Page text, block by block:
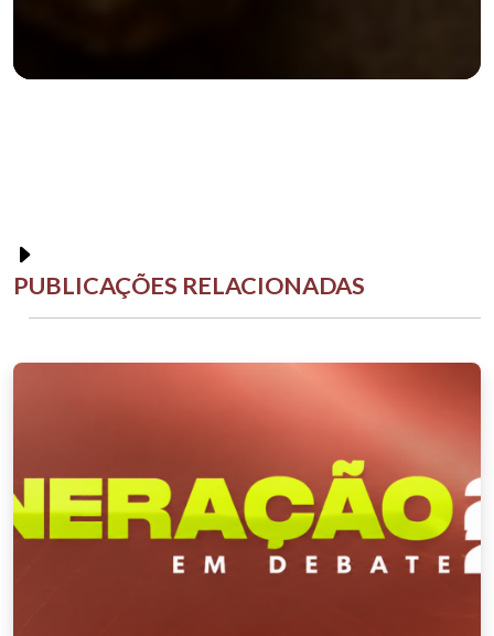
PUBLICAÇÕES RELACIONADAS